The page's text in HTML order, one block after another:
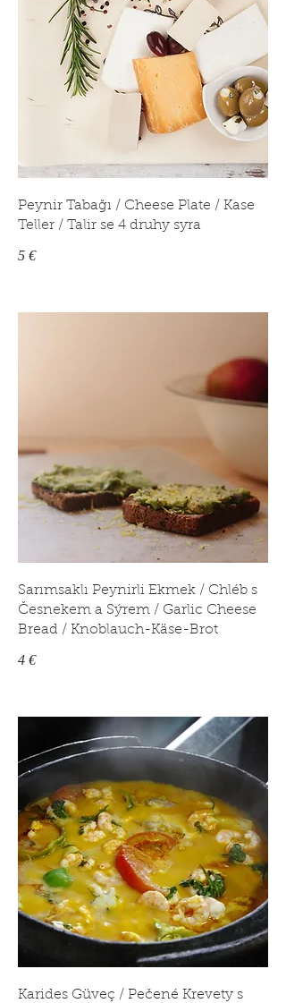
Peynir Tabağı / Cheese Plate / Kase
Teller / Talir se 4 druhy syra
5 €
Sarımsaklı Peynirli Ekmek / Chléb s
Česnekem a Sýrem / Garlic Cheese
Bread / Knoblauch-Käse-Brot
4 €
Karides Güveç / Pečené Krevety s